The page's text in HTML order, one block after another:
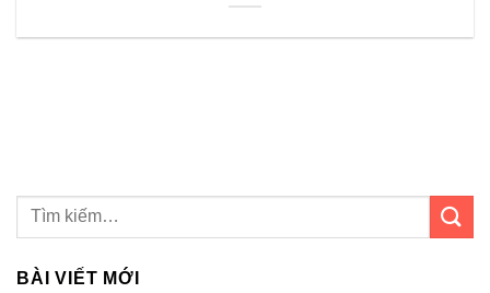
BÀI VIẾT MỚI